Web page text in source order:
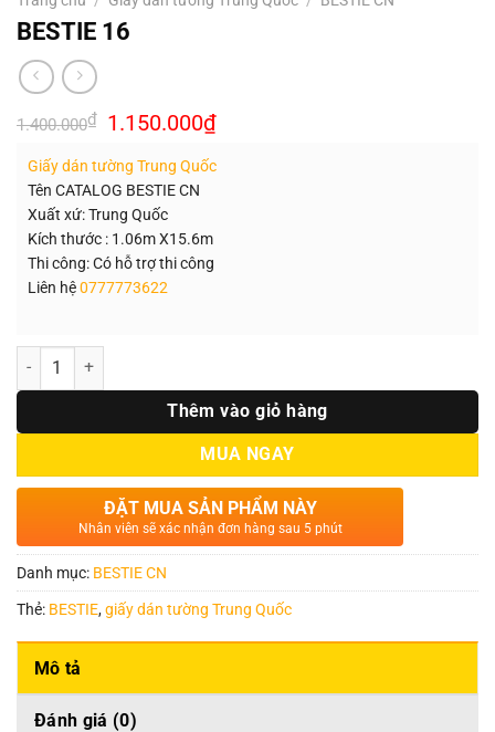
BESTIE 16
1.400.000₫ Giá
gốc
1.400.000₫.
1.150.000₫Giá
hiện
là:
Giấy dán tường Trung Quốc
Tên CATALOG BESTIE CN
Xuất xứ: Trung Quốc
Kích thước : 1.06m X15.6m
Thi công: Có hỗ trợ thi công
Liên hệ0777773622
Số lượng
Thêm vào giỏ hàng
MUA NGAY
ĐẶT MUA SẢN PHẨM NÀY
Nhân viên sẽ xác nhận đơn hàng sau 5 phút
Danh mục: BESTIE CN
Thẻ: BESTIE,giấy dán tường Trung Quốc
Mô tả
Đánh giá (0)